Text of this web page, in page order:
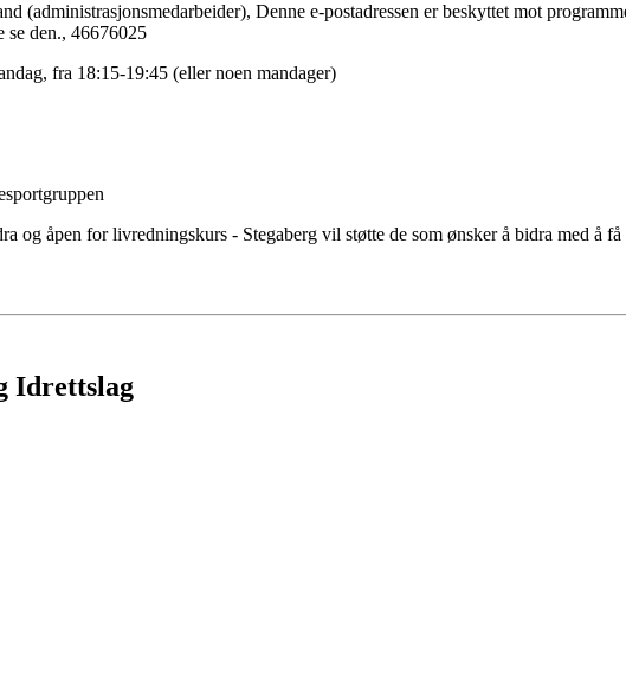
(administrasjonsmedarbeider), Denne e-postadressen er beskyttet mot
se den., 46676025
fra 18:15-19:45 (eller noen mandager)
og åpen for livredningskurs - Stegaberg vil støtte de som ønsker å bidra med å
Idrettslag